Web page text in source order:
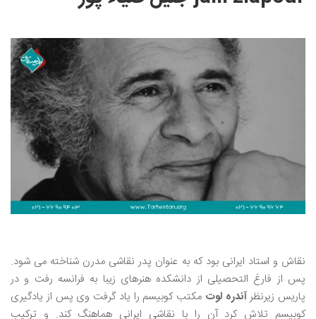
نقاش و استاد ایرانی بود که به عنوان پدر نقاشی مدرن شناخته می شود.
پس از فارغ التحصیلی از دانشکده هنرهای زیبا به فرانسه رفت و در
پاریس زیرنظرآندره لوت مکتب کوبیسم را یاد گرفت وی پس از یادگیری
کوبیسم تلاش کرد آن را با نقاشی ایرانی هماهنگ کند. و ترکیب